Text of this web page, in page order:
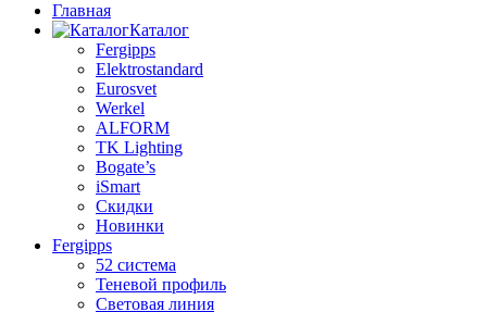
Главная
Каталог
Fergipps
Elektrostandard
Eurosvet
Werkel
ALFORM
TK Lighting
Bogate’s
iSmart
Скидки
Новинки
Fergipps
52 система
Теневой профиль
Световая линия